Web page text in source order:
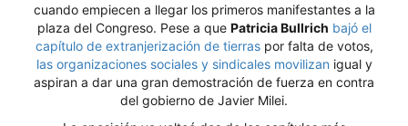
cuando empiecen a llegar los primeros manifestantes a la
plaza del Congreso. Pese a que Patricia Bullrich bajó el
capítulo de extranjerización de tierraspor falta de votos,
las organizaciones sociales y sindicales movilizan igual y
aspiran a dar una gran demostración de fuerza en contra
del gobierno de Javier Milei.